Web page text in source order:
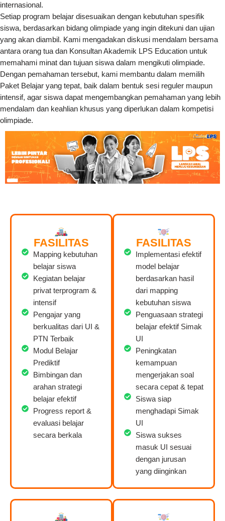
internasional.
Setiap program belajar disesuaikan dengan kebutuhan spesifik
siswa, berdasarkan bidang olimpiade yang ingin ditekuni dan ujian
yang akan diambil. Kami mengadakan diskusi mendalam bersama
antara orang tua dan Konsultan Akademik LPS Education untuk
memahami minat dan tujuan siswa dalam mengikuti olimpiade.
Dengan pemahaman tersebut, kami membantu dalam memilih
Paket Belajar yang tepat, baik dalam bentuk sesi reguler maupun
intensif, agar siswa dapat mengembangkan pemahaman yang lebih
mendalam dan keahlian khusus yang diperlukan dalam kompetisi
olimpiade.
FASILITAS
Mapping kebutuhan
belajar siswa
Kegiatan belajar
privat terprogram &
intensif
Pengajar yang
berkualitas dari UI &
PTN Terbaik
Modul Belajar
Prediktif
Bimbingan dan
arahan strategi
belajar efektif
Progress report &
evaluasi belajar
secara berkala
FASILITAS
Implementasi efektif
model belajar
berdasarkan hasil
dari mapping
kebutuhan siswa
Penguasaan strategi
belajar efektif Simak
UI
Peningkatan
kemampuan
mengerjakan soal
secara cepat & tepat
Siswa siap
menghadapi Simak
UI
Siswa sukses
masuk UI sesuai
dengan jurusan
yang diinginkan